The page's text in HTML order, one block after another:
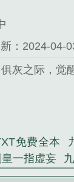
：2024-04-
灰之际，觉
免费全本
一指虚妄
TXT 电影九